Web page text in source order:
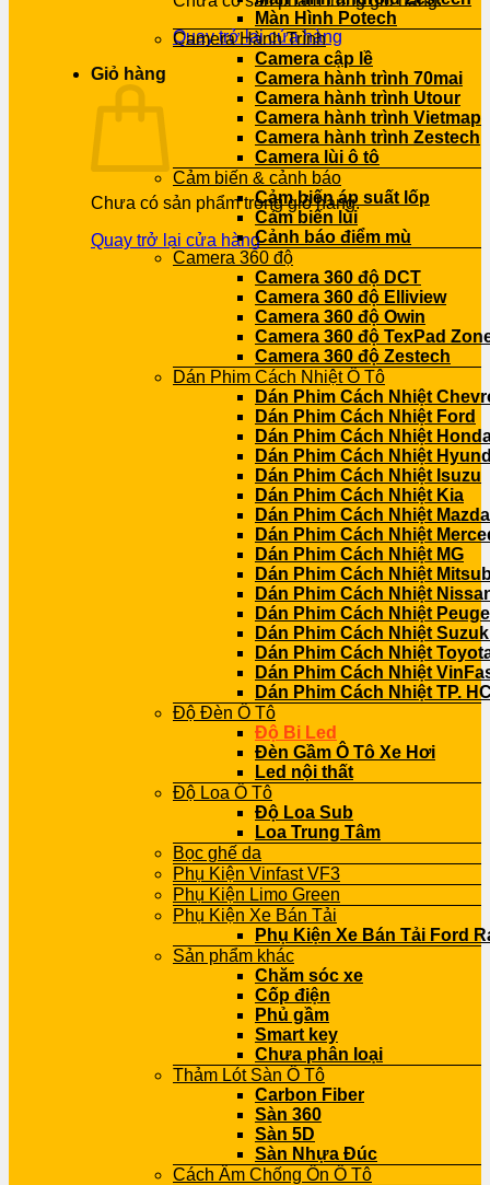
Quay trở lại cửa hàng
Giỏ hàng
Chưa có sản phẩm trong giỏ hàng.
Quay trở lại cửa hàng
Màn Hình Potech
Camera Hành Trình
Camera cập lề
Camera hành trình 70mai
Camera hành trình Utour
Camera hành trình Vietmap
Camera hành trình Zestech
Camera lùi ô tô
Cảm biến & cảnh báo
Cảm biến áp suất lốp
Cảm biến lùi
Cảnh báo điểm mù
Camera 360 độ
Camera 360 độ DCT
Camera 360 độ Elliview
Camera 360 độ Owin
Camera 360 độ TexPad
Camera 360 độ Zestech
Dán Phim Cách Nhiệt Ô Tô
Dán Phim Cách Nhiệt
Dán Phim Cách Nhiệt Ford
Dán Phim Cách Nhiệt
Dán Phim Cách Nhiệt
Dán Phim Cách Nhiệt Isuzu
Dán Phim Cách Nhiệt Kia
Dán Phim Cách Nhiệt Mazda
Dán Phim Cách Nhiệt
Dán Phim Cách Nhiệt MG
Dán Phim Cách Nhiệt
Dán Phim Cách Nhiệt
Dán Phim Cách Nhiệt
Dán Phim Cách Nhiệt
Dán Phim Cách Nhiệt
Dán Phim Cách Nhiệt
Dán Phim Cách Nhiệt TP.
Độ Đèn Ô Tô
Độ Bi Led
Đèn Gầm Ô Tô Xe Hơi
Led nội thất
Độ Loa Ô Tô
Độ Loa Sub
Loa Trung Tâm
Bọc ghế da
Phụ Kiện Vinfast VF3
Phụ Kiện Limo Green
Phụ Kiện Xe Bán Tải
Phụ Kiện Xe Bán Tải Ford
Sản phẩm khác
Chăm sóc xe
Cốp điện
Phủ gầm
Smart key
Chưa phân loại
Thảm Lót Sàn Ô Tô
Carbon Fiber
Sàn 360
Sàn 5D
Sàn Nhựa Đúc
Cách Âm Chống Ồn Ô Tô